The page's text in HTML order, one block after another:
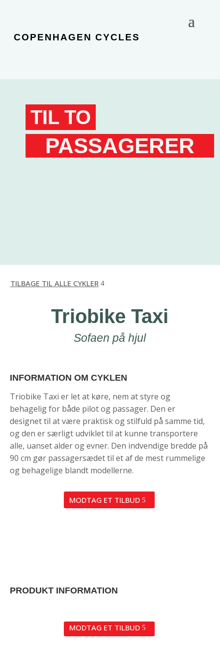
COPENHAGEN CYCLES
TIL TO
PASSAGERER
TILBAGE TIL ALLE CYKLER
Triobike Taxi
Sofaen på hjul
INFORMATION OM CYKLEN
Triobike Taxi er let at køre, nem at styre og
behagelig for både pilot og passager. Den er
designet til at være praktisk og stilfuld på samme tid,
og den er særligt udviklet til at kunne transportere
alle, uanset alder og evner. Den indvendige bredde på
90 cm gør passagersædet til et af de mest rummelige
og behagelige blandt modellerne.
MODTAG ET TILBUD
PRODUKT INFORMATION
MODTAG ET TILBUD